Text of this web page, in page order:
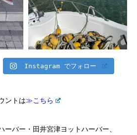
Instagram でフォロー
ントは≫こちら
ーバー・田井宮津ヨットハーバー、